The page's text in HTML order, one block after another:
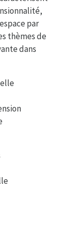
par
thèmes de
dans